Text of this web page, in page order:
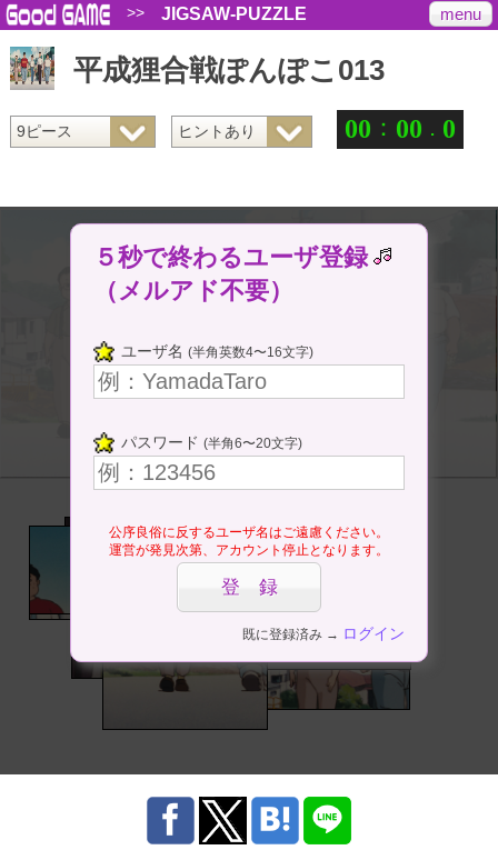
>> JIGSAW-PUZZLE menu
平成狸合戦ぽんぽこ013
00 ： 00 . 0
５秒で終わるユーザ登録
（メルアド不要）
ユーザ名 (半角英数4〜16文字)
パスワード (半角6〜20文字)
公序良俗に反するユーザ名はご遠慮ください。
運営が発見次第、アカウント停止となります。
既に登録済み → ログイン